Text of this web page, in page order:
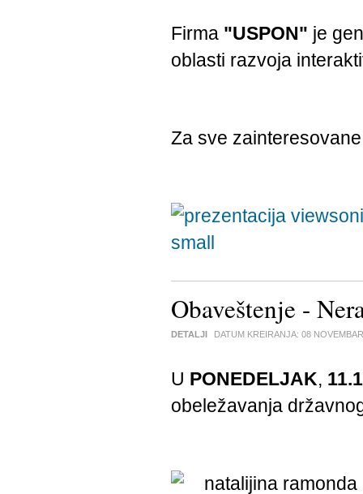
Firma "USPON" je
oblasti razvoja
Za sve
Obaveštenje -
DETALJI DATUM KREIRANJA: 08
U PONEDELJAK,
obeležavanja